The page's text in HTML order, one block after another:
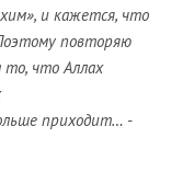
и кажется, что
повторяю
то, что Аллах
приходит… -